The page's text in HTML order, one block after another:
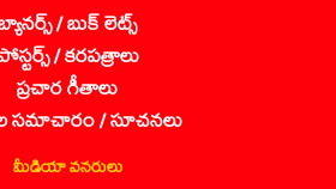
/ బుక్ లెట్స్
/ కరపత్రాలు
ప్రచార గీతాలు
సమాచారం / సూచనలు
మీడియా వనరులు